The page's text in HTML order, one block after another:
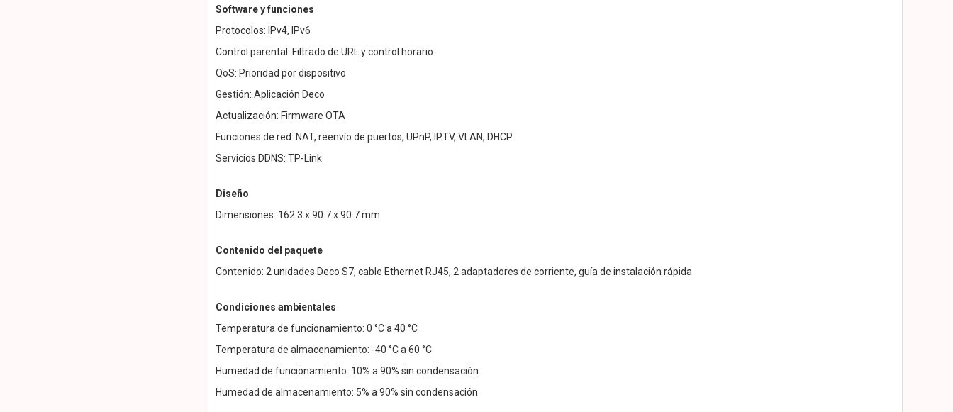
Software y funciones
Protocolos: IPv4, IPv6
Control parental: Filtrado de URL y control horario
QoS: Prioridad por dispositivo
Gestión: Aplicación Deco
Actualización: Firmware OTA
Funciones de red: NAT, reenvío de puertos, UPnP, IPTV, VLAN, DHCP
Servicios DDNS: TP-Link
Diseño
Dimensiones: 162.3 x 90.7 x 90.7 mm
Contenido del paquete
Contenido: 2 unidades Deco S7, cable Ethernet RJ45, 2 adaptadores de corriente, guía de instalación rápida
Condiciones ambientales
Temperatura de funcionamiento: 0 °C a 40 °C
Temperatura de almacenamiento: -40 °C a 60 °C
Humedad de funcionamiento: 10% a 90% sin condensación
Humedad de almacenamiento: 5% a 90% sin condensación